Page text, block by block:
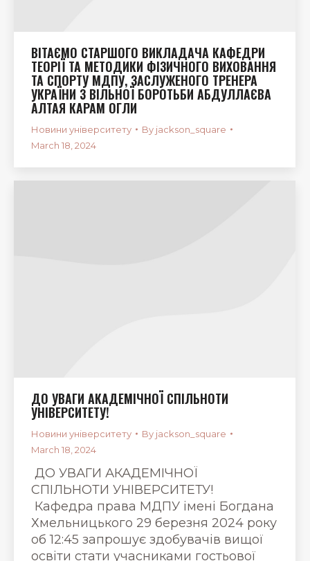
ВІТАЄМО СТАРШОГО ВИКЛАДАЧА КАФЕДРИ
ТЕОРІЇ ТА МЕТОДИКИ ФІЗИЧНОГО ВИХОВАННЯ
ТА СПОРТУ МДПУ, ЗАСЛУЖЕНОГО ТРЕНЕРА
УКРАЇНИ З ВІЛЬНОЇ БОРОТЬБИ АБДУЛЛАЄВА
АЛТАЯ КАРАМ ОГЛИ
Новини університету By jackson_square
March 18, 2024
ДО УВАГИ АКАДЕМІЧНОЇ СПІЛЬНОТИ
УНІВЕРСИТЕТУ!
Новини університету By jackson_square
March 18, 2024
ДО УВАГИ АКАДЕМІЧНОЇ
СПІЛЬНОТИ УНІВЕРСИТЕТУ!
Кафедра права МДПУ імені Богдана
Хмельницького 29 березня 2024 року
об 12:45 запрошує здобувачів вищої
освіти стати учасниками гостьової